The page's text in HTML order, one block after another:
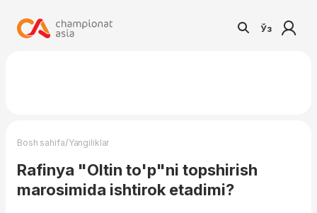
Ўз
Bosh sahifa/Yangiliklar
Rafinya "Oltin to'p"ni topshirish
marosimida ishtirok etadimi?